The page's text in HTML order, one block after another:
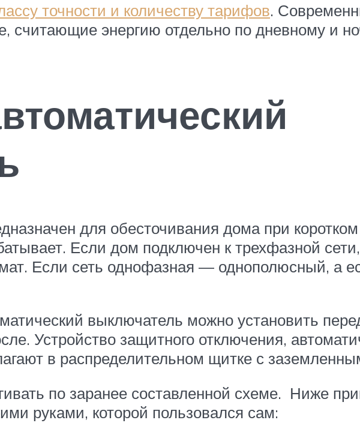
точности и количеству тарифов.
считающие энергию отдельно по дневному и
для обесточивания дома при
Если дом подключен к трехфазной
Если сеть однофазная — однополюсный, а
выключатель можно установить
Устройство защитного отключения,
в распределительном щитке с
по заранее составленной схеме. Ниже
руками, которой пользовался сам: